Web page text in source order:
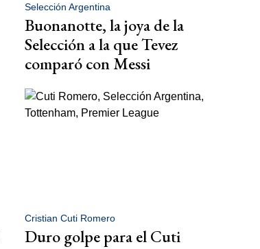
Selección Argentina
Buonanotte, la joya de la
Selección a la que Tevez
comparó con Messi
Cristian Cuti Romero
Duro golpe para el Cuti